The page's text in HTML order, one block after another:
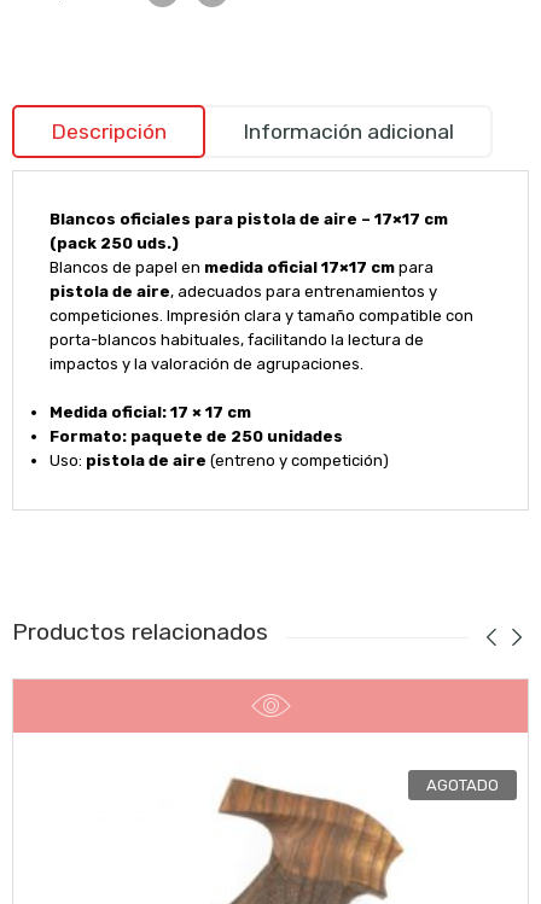
Descripción Información adicional
Blancos oficiales para pistola de aire – 17×17 cm
(pack 250 uds.)
Blancos de papel en medida oficial 17×17 cmpara
pistola de aire, adecuados para entrenamientos y
competiciones. Impresión clara y tamaño compatible con
porta-blancos habituales, facilitando la lectura de
impactos y la valoración de agrupaciones.
Medida oficial: 17 × 17 cm
Formato: paquete de 250 unidades
Uso: pistola de aire (entreno y competición)
Productos relacionados
AGOTADO